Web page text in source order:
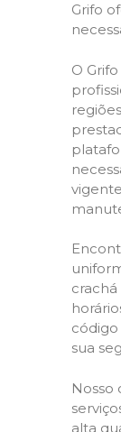
Grifo
O
código
sua
Nosso
alta